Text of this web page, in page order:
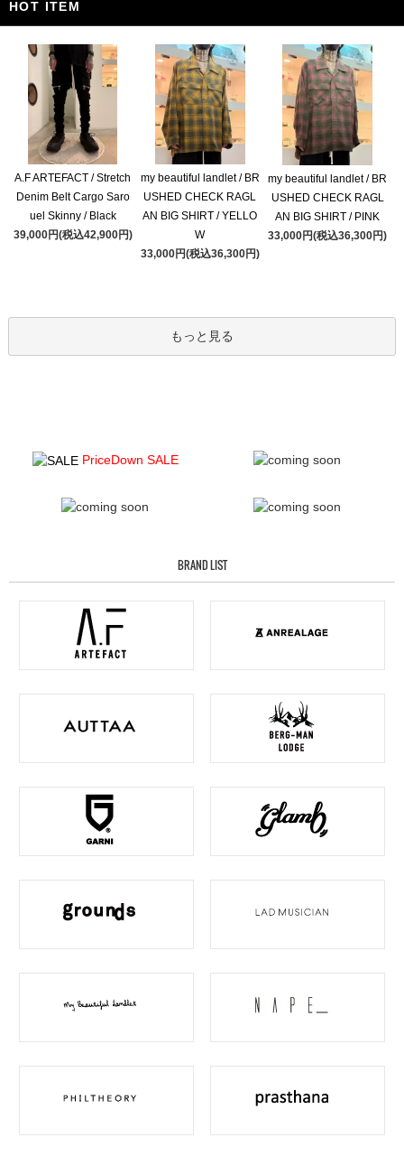
HOT ITEM
A.F ARTEFACT / Stretch
Denim Belt Cargo Saro
uel Skinny / Black
39,000円(税込42,900円)
my beautiful landlet / BR
USHED CHECK RAGL
AN BIG SHIRT / YELLO
W
33,000円(税込36,300円)
my beautiful landlet / BR
USHED CHECK RAGL
AN BIG SHIRT / PINK
33,000円(税込36,300円)
もっと見る
PriceDown SALE
BRAND LIST